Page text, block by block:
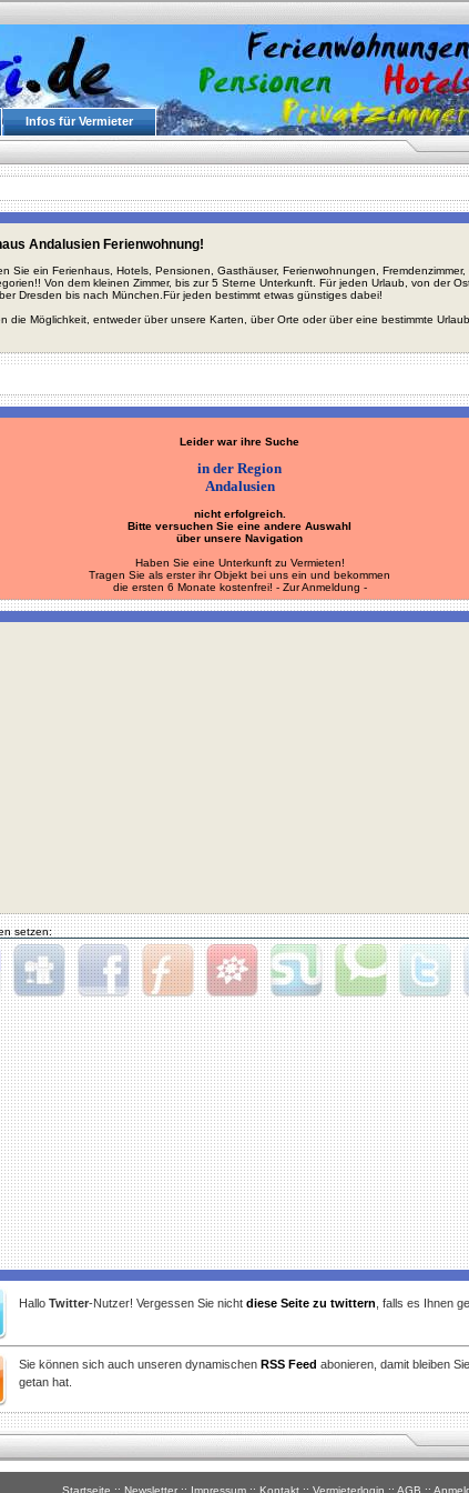
Infos für Vermieter
Andalusien Ferienwohnung!
Sie ein Ferienhaus, Hotels, Pensionen, Gasthäuser, Ferienwohnungen,
Von dem kleinen Zimmer, bis zur 5 Sterne Unterkunft. Für jeden Urlaub, von der
Dresden bis nach München.Für jeden bestimmt etwas günstiges dabei!
die Möglichkeit, entweder über unsere Karten, über Orte oder über eine bestimmte
Leider war ihre Suche
in der Region
Andalusien
nicht erfolgreich.
Bitte versuchen Sie eine andere Auswahl
über unsere Navigation
Haben Sie eine Unterkunft zu Vermieten!
Tragen Sie als erster ihr Objekt bei uns ein und bekommen
die ersten 6 Monate kostenfrei! - Zur Anmeldung -
setzen:
Digg Facebook Furl StudiVZ StumbleUponTechnorati Twitter
Hallo Twitter-Nutzer! Vergessen Sie nicht diese Seite zu twittern , falls es Ihnen
Sie können sich auch unseren dynamischen RSS Feed abonieren, damit bleiben
getan hat.
Startseite :: Newsletter :: Impressum :: Kontakt :: Vermieterlogin :: AGB ::